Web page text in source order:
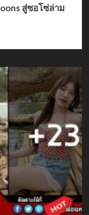
สู่ซอโซ่ล่าม